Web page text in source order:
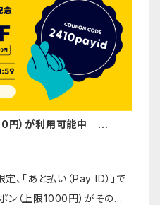
円）が利用可能中
、「あと払い（Pay ID）」で
ン（上限1000円）がその場